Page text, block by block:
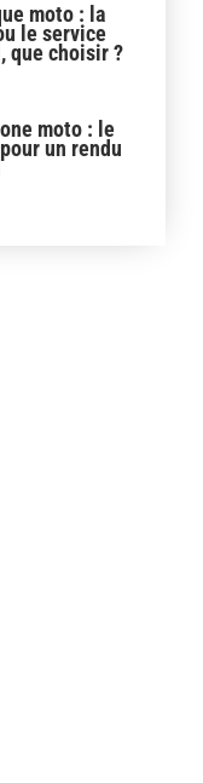
moto : la
le service
que choisir ?
moto : le
un rendu